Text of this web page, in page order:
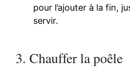
pour l’ajouter à la fin,
servir.
3. Chauffer la poêle